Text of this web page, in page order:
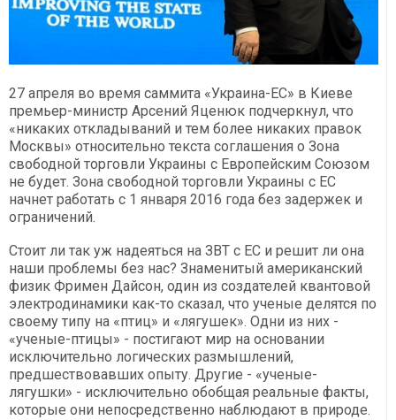
27 апреля во время саммита «Украина-ЕС» в Киеве
премьер-министр Арсений Яценюк подчеркнул, что
«никаких откладываний и тем более никаких правок
Москвы» относительно текста соглашения о Зона
свободной торговли Украины с Европейским Союзом
не будет. Зона свободной торговли Украины с ЕС
начнет работать с 1 января 2016 года без задержек и
ограничений.
Стоит ли так уж надеяться на ЗВТ с ЕС и решит ли она
наши проблемы без нас? Знаменитый американский
физик Фримен Дайсон, один из создателей квантовой
электродинамики как-то сказал, что ученые делятся по
своему типу на «птиц» и «лягушек». Одни из них -
«ученые-птицы» - постигают мир на основании
исключительно логических размышлений,
предшествовавших опыту. Другие - «ученые-
лягушки» - исключительно обобщая реальные факты,
которые они непосредственно наблюдают в природе.